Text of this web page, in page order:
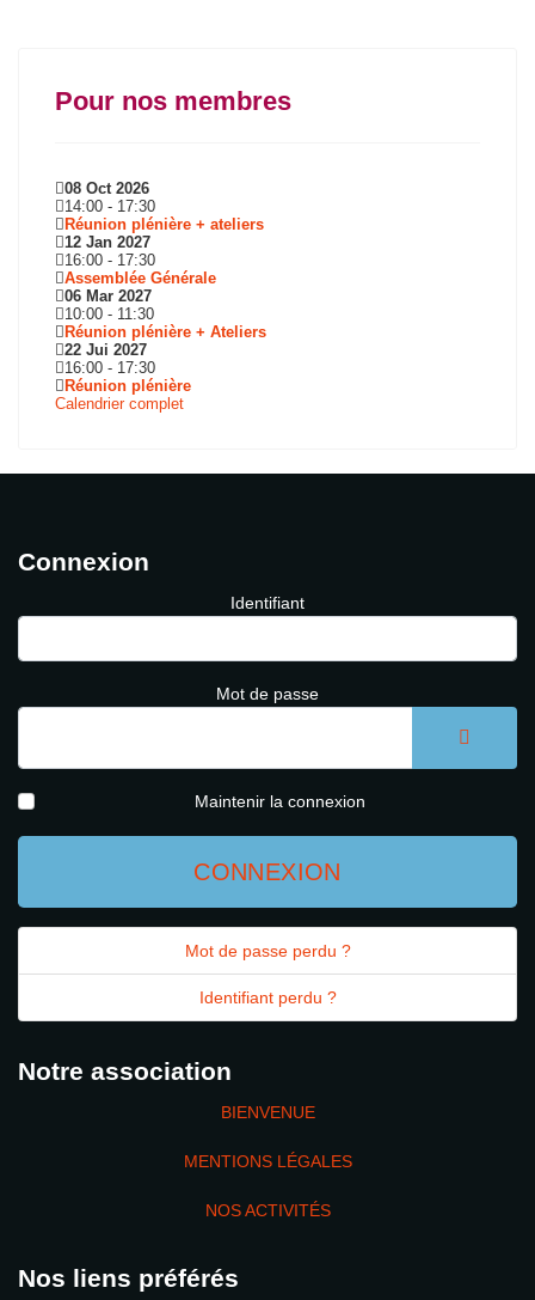
Pour nos membres
08 Oct 2026
14:00 - 17:30
Réunion plénière + ateliers
12 Jan 2027
16:00 - 17:30
Assemblée Générale
06 Mar 2027
10:00 - 11:30
Réunion plénière + Ateliers
22 Jui 2027
16:00 - 17:30
Réunion plénière
Calendrier complet
Connexion
Identifiant
Mot de passe
Maintenir la connexion
CONNEXION
Mot de passe perdu ?
Identifiant perdu ?
Notre association
BIENVENUE
MENTIONS LÉGALES
NOS ACTIVITÉS
Nos liens préférés